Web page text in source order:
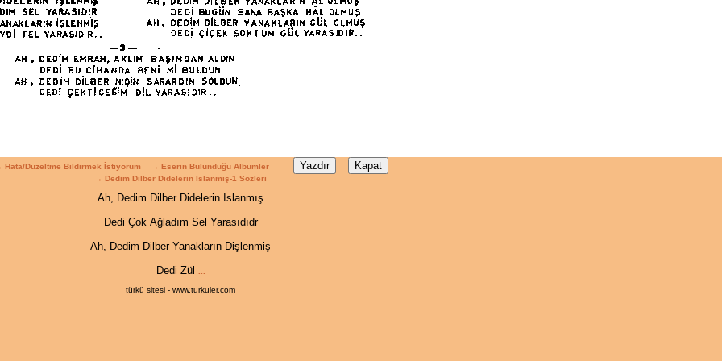
Hata/Düzeltme Bildirmek İstiyorum
→ Eserin Bulunduğu Albümler
→ Dedim Dilber Didelerin Islanmış-1 Sözleri
Ah, Dedim Dilber Didelerin Islanmış
Dedi Çok Ağladım Sel Yarasıdıdr
Ah, Dedim Dilber Yanakların Dişlenmiş
Dedi Zül
türkü sitesi - www.turkuler.com